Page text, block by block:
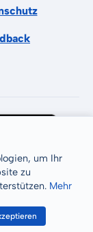
2026
um Ihr
zu
Mehr